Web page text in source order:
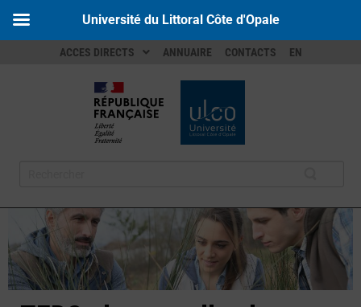
ACCES DIRECTS ANNUAIRE CONTACTS EN
Université du Littoral Côte d'Opale